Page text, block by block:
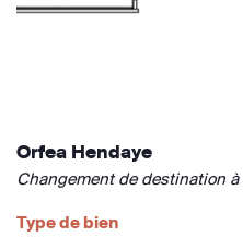
Orfea Hendaye
Changement de destination à
Type de bien